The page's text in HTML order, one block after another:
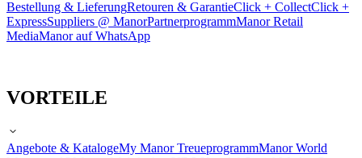
Bestellung & LieferungRetouren & GarantieClick + CollectClick +
ExpressSuppliers @ ManorPartnerprogrammManor Retail
MediaManor auf WhatsApp
VORTEILE
Angebote & KatalogeMy Manor TreueprogrammManor World